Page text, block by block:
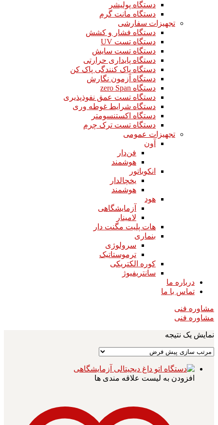
دستگاه پولیشر
دستگاه مانت گرم
تجهیزات سفارشی
دستگاه فشار و کشش
دستگاه تست UV
دستگاه تست سایش
دستگاه پایداری حرارتی
دستگاه پاک کنندگی پاک کن
دستگاه آزمون نگارش
دستگاه zero Span
دستگاه تست عمق نفوذپذیری
دستگاه شرایط غوطه وری
دستگاه اکستنسومتر
دستگاه تست ترک چرم
تجهیزات عمومی
آون
فن‌دار
هوشمند
انکوباتور
یخچالدار
هوشمند
هود
آزمایشگاهی
لامینار​​​​​​​
هات پلیت مگنت دار​​​​​​​
بنماری
سرولوژی
ترموستاتیک
کوره الکتریکی
سانتریفیوژ
درباره ما
تماس با ما
مشاوره فنی
مشاوره فنی
نمایش یک نتیجه
افزودن به لیست علاقه مندی ها